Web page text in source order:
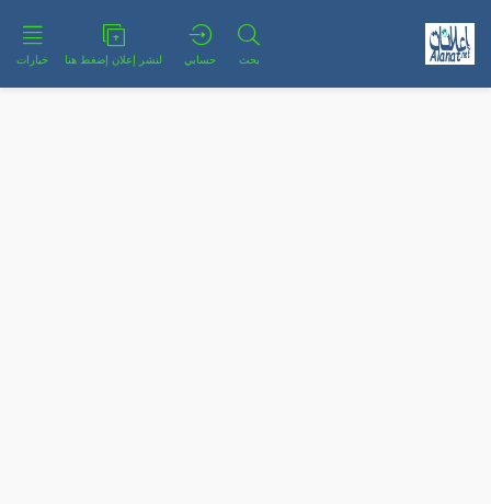
بحث حسابي لنشر إعلان إضغط هنا خيارات